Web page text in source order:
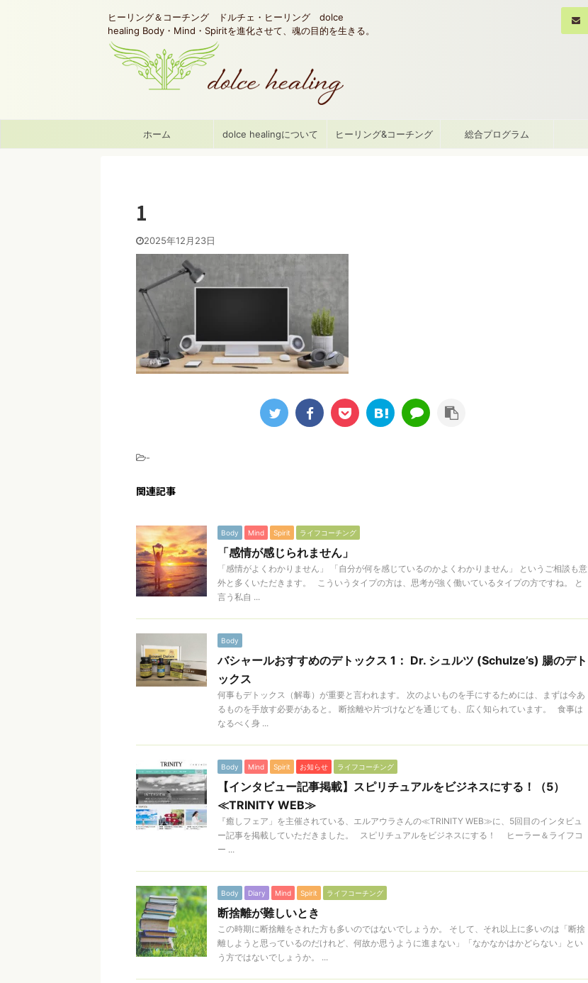
ヒーリング＆コーチング ドルチェ・ヒーリング dolce
healing Body・Mind・Spiritを進化させて、魂の目的を生きる。
ホーム dolce healingについて ヒーリング&コーチング 総合プログラム
1
2025年12月23日
-
関連記事
Body Mind Spirit ライフコーチング
「感情が感じられません」
「感情がよくわかりません」 「自分が何を感じているのかよくわかりません」 というご相談も意
外と多くいただきます。 こういうタイプの方は、思考が強く働いているタイプの方ですね。 と
言う私自 ...
Body
バシャールおすすめのデトックス 1： Dr. シュルツ (Schulze’s) 腸のデト
ックス
何事もデトックス（解毒）が重要と言われます。 次のよいものを手にするためには、まずは今あ
るものを手放す必要があると。 断捨離や片づけなどを通じても、広く知られています。 食事は
なるべく身 ...
Body Mind Spirit お知らせ ライフコーチング
【インタビュー記事掲載】スピリチュアルをビジネスにする！（5）
≪TRINITY WEB≫
『癒しフェア」を主催されている、エルアウラさんの≪TRINITY WEB≫に、5回目のインタビュ
ー記事を掲載していただきました。 スピリチュアルをビジネスにする！ ヒーラー＆ライフコ
ー ...
Body Diary Mind Spirit ライフコーチング
断捨離が難しいとき
この時期に断捨離をされた方も多いのではないでしょうか。 そして、それ以上に多いのは「断捨
離しようと思っているのだけれど、何故か思うように進まない」「なかなかはかどらない」とい
う方ではないでしょうか。 ...